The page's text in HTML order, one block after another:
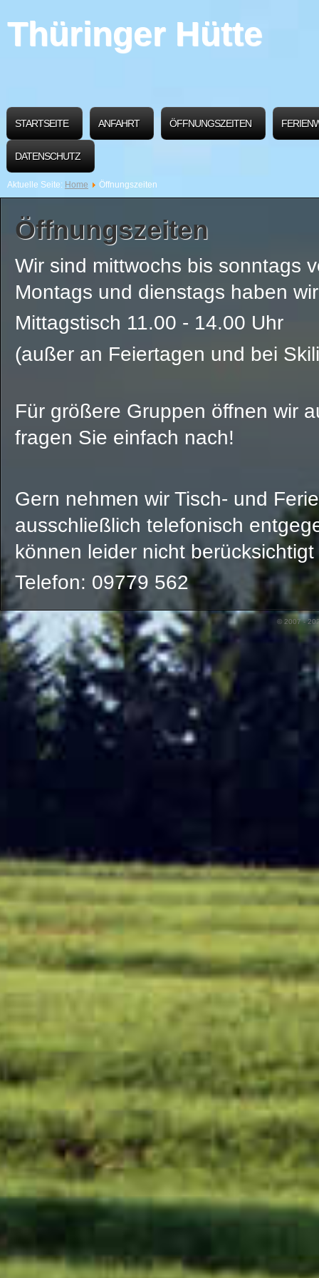
Thüringer Hütte
STARTSEITE ANFAHRT ÖFFNUNGSZEITEN
DATENSCHUTZ
Aktuelle Seite: Home Öffnungszeiten
Öffnungszeiten
Wir sind mittwochs bis sonntags
Montags und dienstags haben
Mittagstisch 11.00 - 14.00 Uhr
(außer an Feiertagen und bei
Für größere Gruppen öffnen wir
fragen Sie einfach nach!
Gern nehmen wir Tisch- und
ausschließlich telefonisch
können leider nicht
Telefon: 09779 562
© 2007 -